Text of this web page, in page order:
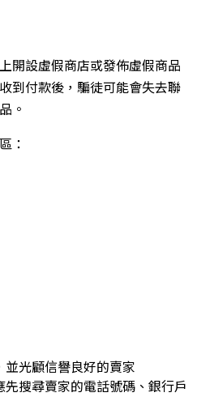
開設虛假商店或發佈虛假商品
到付款後，騙徒可能會失去聯
。
：
光顧信譽良好的賣家
搜尋賣家的電話號碼、銀行戶